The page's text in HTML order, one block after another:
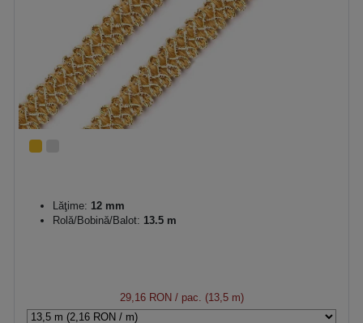
Lăţime: 12 mm
Rolă/Bobină/Balot: 13.5 m
29,16 RON / pac. (13,5 m)